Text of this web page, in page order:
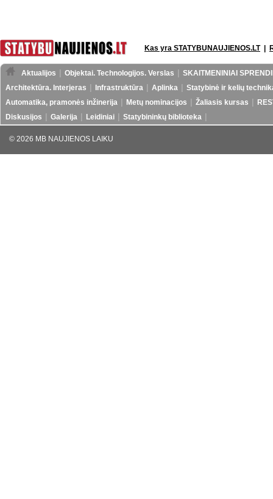
Kas yra STATYBUNAUJIENOS.LT|
Aktualijos Objektai. Technologijos. Verslas
SKAITMENINIAI
Architektūra. Interjeras
Infrastruktūra Aplinka
Statybinė ir kelių
Automatika, pramonės inžinerija
Metų nominacijos Žaliasis kursas
Diskusijos
Galerija Leidiniai Statybininkų biblioteka
© 2026 MB NAUJIENOS LAIKU